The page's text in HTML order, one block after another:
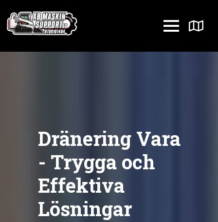
Dränering Vara
- Trygga och
Effektiva
Lösningar